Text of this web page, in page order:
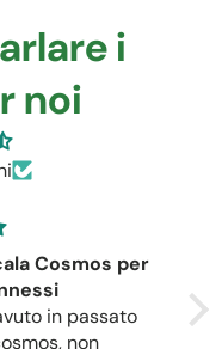
i
noi
Cosmos per
in passato
non